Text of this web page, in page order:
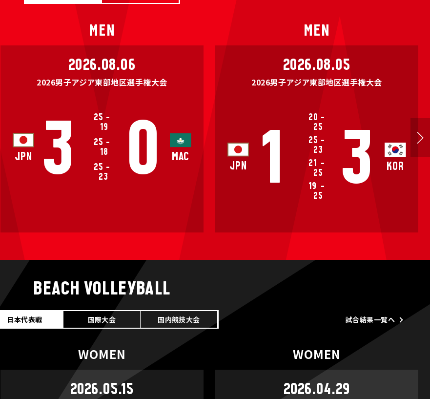
MEN
2026.08.06
2026男子アジア東部地区選手権大会
JPN 3 25 -
19
25 -
18
25 -
23
0 MAC
MEN
2026.08.05
2026男子アジア東部地区選手権大会
JPN 1
20 -
25
25 -
23
21 -
25
19 -
25
3 KOR
BEACH VOLLEYBALL
日本代表戦 国際大会 国内競技大会
WOMEN
2026.05.15
WOMEN
2026.04.29
試合結果一覧へ